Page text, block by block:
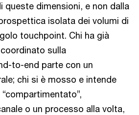
queste dimensioni, e non dalla
isolata dei volumi di
touchpoint. Chi ha già
sulla
to-end parte con un
chi si è mosso e intende
o un processo alla volta,